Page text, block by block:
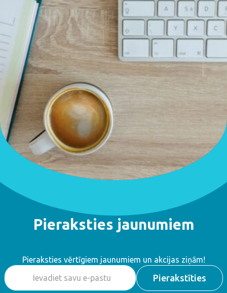
Pieraksties jaunumiem
Pieraksties vērtīgiem jaunumiem un akcijas ziņām!